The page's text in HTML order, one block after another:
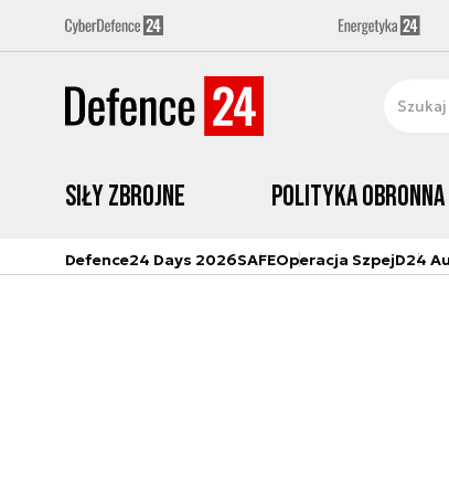
Siły zbrojne Polityka obronna
Defence24 Days 2026SAFEOperacja SzpejD24